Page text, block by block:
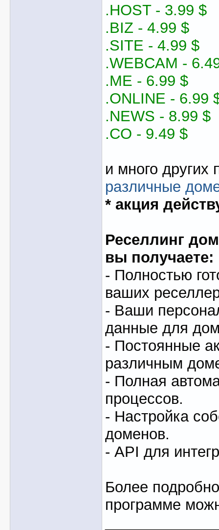
.HOST - 3.99 $
.BIZ - 4.99 $
.SITE - 4.99 $
.WEBCAM -
.ME - 6.99 $
.ONLINE - 6.99
.NEWS - 8.99 $
.CO - 9.49 $
и много других
различные
* акция
Реселлинг
вы получаете:
- Полностью
ваших
- Ваши
данные для
- Постоянные
различным
- Полная
процессов.
- Настройка
доменов.
- API для
Более
программе